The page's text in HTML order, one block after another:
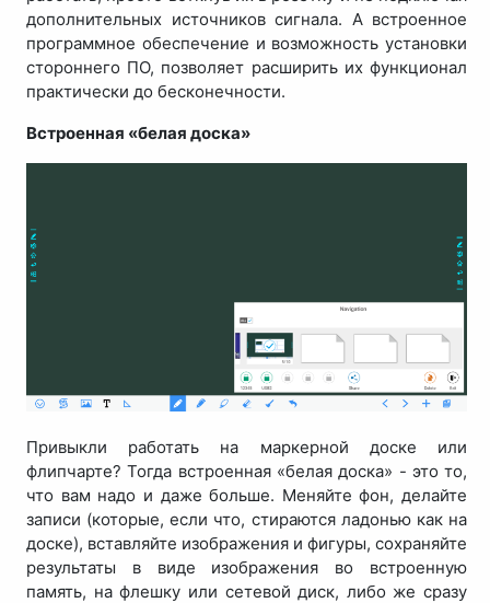
дополнительных источников сигнала. А встроенное
программное обеспечение и возможность установки
стороннего ПО, позволяет расширить их функционал
практически до бесконечности.
Встроенная «белая доска»
Привыкли работать на маркерной доске или
флипчарте? Тогда встроенная «белая доска» - это то,
что вам надо и даже больше. Меняйте фон, делайте
записи (которые, если что, стираются ладонью как на
доске), вставляйте изображения и фигуры, сохраняйте
результаты в виде изображения во встроенную
память, на флешку или сетевой диск, либо же сразу